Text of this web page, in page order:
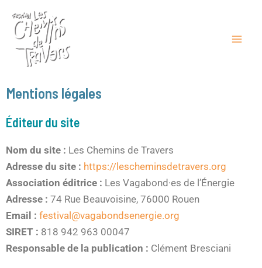
contenu
Mentions légales
Éditeur du site
Nom du site : Les Chemins de Travers
Adresse du site : https://lescheminsdetravers.org
Association éditrice : Les Vagabond·es de l’Énergie
Adresse : 74 Rue Beauvoisine, 76000 Rouen
Email : festival@vagabondsenergie.org
SIRET : 818 942 963 00047
Responsable de la publication : Clément Bresciani